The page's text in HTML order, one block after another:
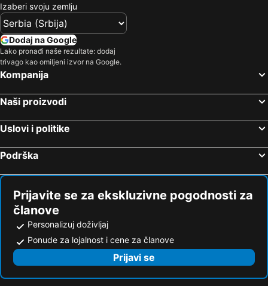
Izaberi svoju zemlju
Dodaj na Google
Lako pronađi naše rezultate: dodaj
trivago kao omiljeni izvor na Google.
Kompanija
Naši proizvodi
Uslovi i politike
Podrška
Prijavite se za ekskluzivne pogodnosti za
članove
Personalizuj doživljaj
Ponude za lojalnost i cene za članove
Prijavi se